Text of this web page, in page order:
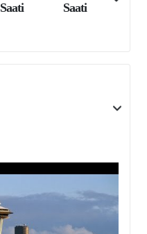
Saati
Saati